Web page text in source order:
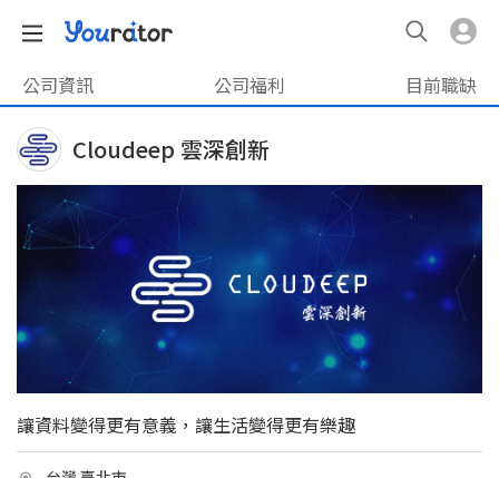
公司資訊 公司福利 目前職缺
Cloudeep 雲深創新
讓資料變得更有意義，讓生活變得更有樂趣